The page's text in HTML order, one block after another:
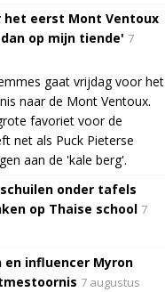
eerst Mont Ventoux
op mijn tiende' 7
gaat vrijdag voor het
naar de Mont Ventoux.
favoriet voor de
net als Puck Pieterse
aan de 'kale berg'.
onder tafels
op Thaise school 7
en influencer Myron
7 augustus